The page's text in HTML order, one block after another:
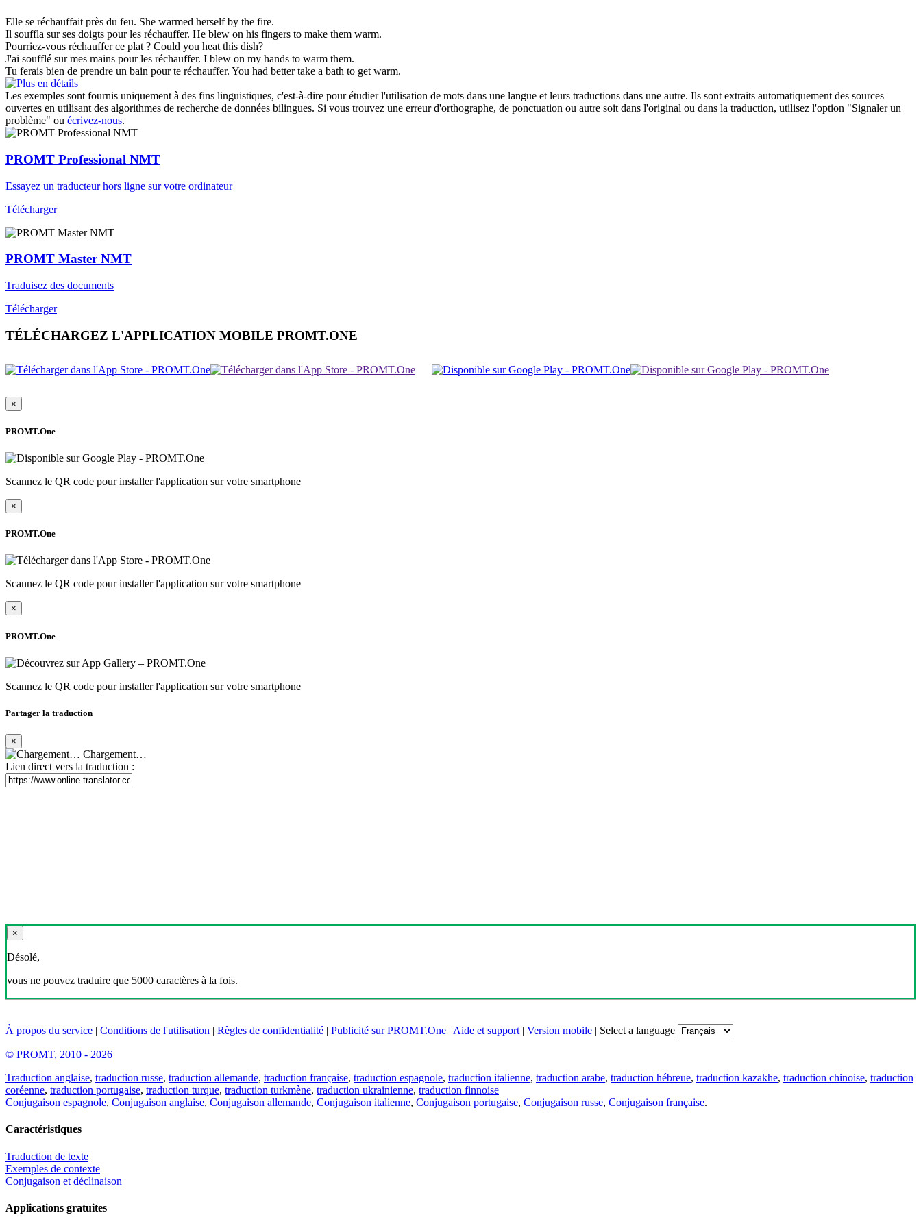
Elle se réchauffait près du feu. She warmed herself by the fire.
Il souffla sur ses doigts pour les réchauffer. He blew on his fingers to make them warm.
Pourriez-vous réchaufferce plat ? Could you heat this dish?
J'ai soufflé sur mes mains pour les réchauffer. I blew on my hands to warm them.
Tu ferais bien de prendre un bain pour te réchauffer. You had better take a bath to get warm.
Les exemples sont fournis uniquement à des fins linguistiques, c'est-à-dire pour étudier l'utilisation de mots dans une langue et leurs traductions dans une autre. Ils sont extraits automatiquement des sources
ouvertes en utilisant des algorithmes de recherche de données bilingues. Si vous trouvez une erreur d'orthographe, de ponctuation ou autre soit dans l'original ou dans la traduction, utilisez l'option "Signaler un
problème" ou écrivez-nous.
PROMT Professional NMT
Essayez un traducteur hors ligne sur votre ordinateur
Télécharger
PROMT Master NMT
Traduisez des documents
Télécharger
TÉLÉCHARGEZ L'APPLICATION MOBILE PROMT.ONE
×
PROMT.One
Scannez le QR code pour installer l'application sur votre smartphone
×
PROMT.One
Scannez le QR code pour installer l'application sur votre smartphone
×
PROMT.One
Scannez le QR code pour installer l'application sur votre smartphone
Partager la traduction
×
Chargement…
Lien direct vers la traduction :
×
Désolé,
vous ne pouvez traduire que 5000 caractères à la fois.
À propos du service | Conditions de l'utilisation | Règles de confidentialité | Publicité sur PROMT.One | Aide et support | Version mobile | Select a language
© PROMT, 2010 - 2026
Traduction anglaise, traduction russe, traduction allemande, traduction française, traduction espagnole, traduction italienne, traduction arabe, traduction hébreue, traduction kazakhe, traduction chinoise, traduction
coréenne, traduction portugaise, traduction turque, traduction turkmène, traduction ukrainienne, traduction finnoise
Conjugaison espagnole, Conjugaison anglaise, Conjugaison allemande, Conjugaison italienne, Conjugaison portugaise, Conjugaison russe, Conjugaison française.
Caractéristiques
Traduction de texte
Exemples de contexte
Conjugaison et déclinaison
Applications gratuites